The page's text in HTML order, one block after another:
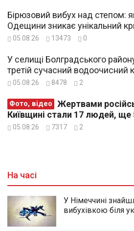
Бірюзовий вибух над степом:
Одещини зникає унікальний
05.08.26 13473 0
У селищі Болградського
третій сучасний водоочисний
05.08.26 8478 2
Фото, відео
Київщині стали 17 людей,
05.08.26 7317 2
На часі
У Німеччині
вибухівкою біля